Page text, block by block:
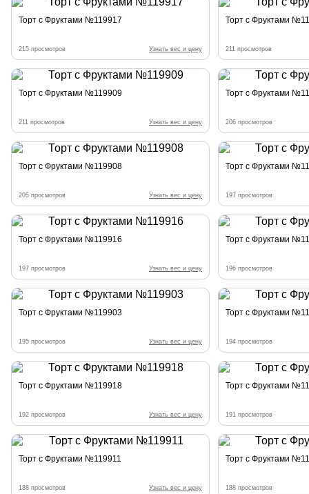
Торт с Фруктами №119917
215 просмотров Узнать вес и цену
Торт с Фруктами
211 просмотров
Торт с Фруктами №119909
211 просмотров Узнать вес и цену
Торт с Фруктами
206 просмотров
Торт с Фруктами №119908
205 просмотров Узнать вес и цену
Торт с Фруктами
197 просмотров
Торт с Фруктами №119916
197 просмотров Узнать вес и цену
Торт с Фруктами
196 просмотров
Торт с Фруктами №119903
195 просмотров Узнать вес и цену
Торт с Фруктами
194 просмотров
Торт с Фруктами №119918
192 просмотров Узнать вес и цену
Торт с Фруктами
191 просмотров
Торт с Фруктами №119911
188 просмотров Узнать вес и цену
Торт с Фруктами
188 просмотров